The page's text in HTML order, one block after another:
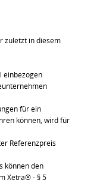
zuletzt in diesem
einbezogen
für ein
können, wird für
Referenzpreis
können den
Xetra®- § 5